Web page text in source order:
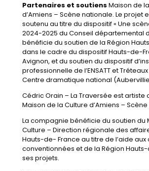
Partenaires et soutiens Maison de
d’Amiens – Scène nationale. Le projet
soutenu au titre du dispositif « Une
2024-2025 du Conseil départemental
bénéficie du soutien de la Région
dans le cadre du dispositif Hauts-de-
Avignon, et du soutien du dispositif
professionnelle de l’ENSATT et
Centre dramatique national
Cédric Orain – La Traversée est artiste
Maison de la Culture d’Amiens –
La compagnie bénéficie du soutien du
Culture – Direction régionale des
Hauts-de- France au titre de l’aide
conventionnées et de la Région
ses projets.